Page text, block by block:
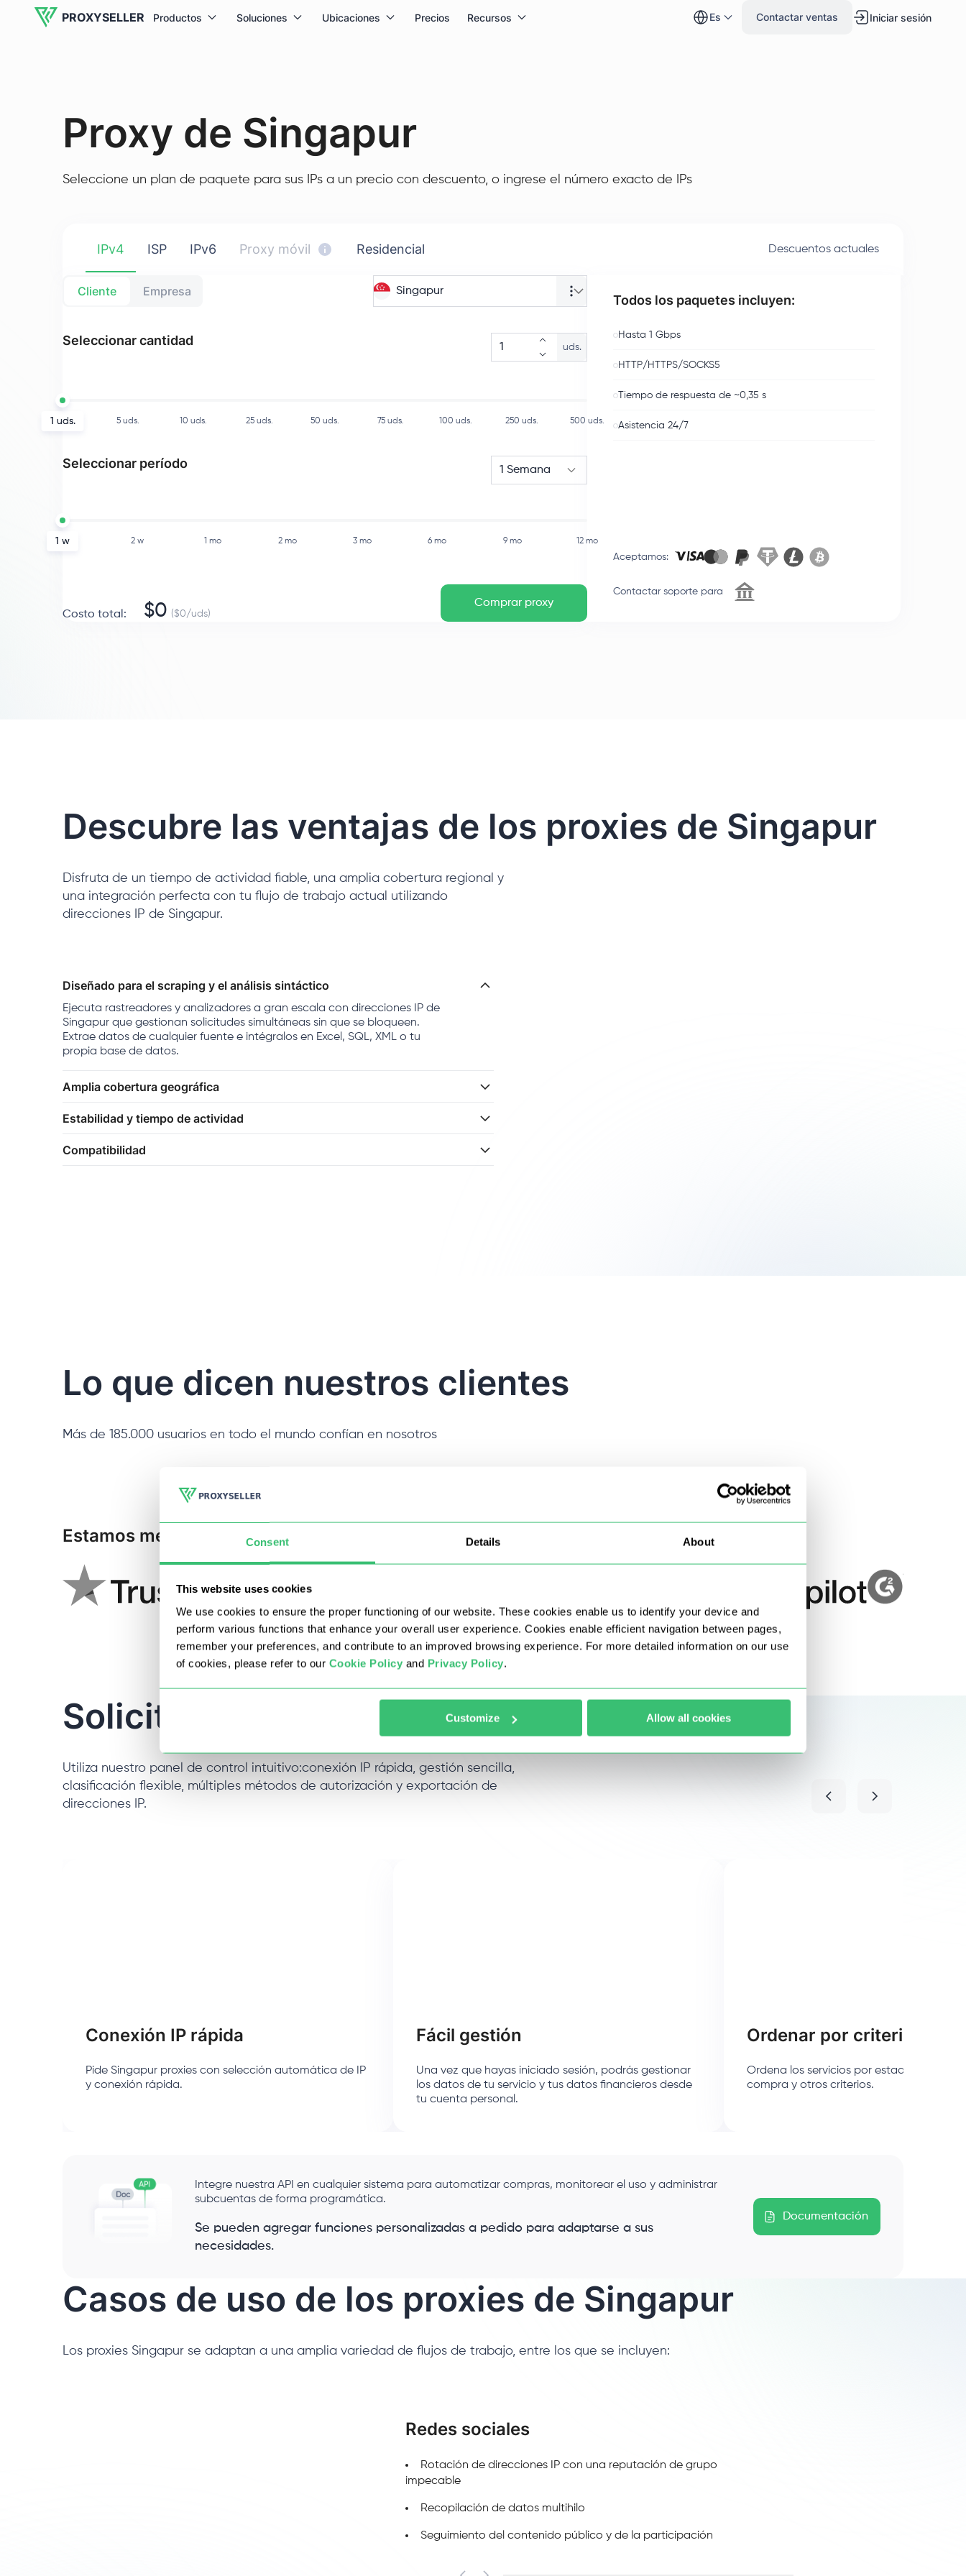
Consent Details About
This website uses cookies
We use cookies to ensure the proper functioning of our website. These cookies enable us to identify your device and
perform various functions that enhance your overall user experience. Cookies enable efficient navigation between pages,
remember your preferences, and contribute to an improved browsing experience. For more detailed information on our use
of cookies, please refer to our Cookie Policy and Privacy Policy.
Customize Allow all cookies
PROXYSELLER Productos Soluciones Ubicaciones Precios Recursos es Contactar ventas Iniciar sesión
Proxy de Singapur
Seleccione un plan de paquete para sus IPs a un precio con descuento, o ingrese el número exacto de IPs
IPv4 ISP IPv6 Proxy móvil Residencial Descuentos actuales
Cliente Empresa Singapur
Seleccionar cantidad uds.
1 uds. 5 uds. 10 uds. 25 uds. 50 uds. 75 uds. 100 uds. 250 uds. 500 uds.
Seleccionar período 1 Semana
1 w 2 w 1 mo 2 mo 3 mo 6 mo 9 mo 12 mo
Costo total : $0 ($0/uds)
Comprar proxy
Todos los paquetes incluyen:
Hasta 1 Gbps
HTTP/HTTPS/SOCKS5
Tiempo de respuesta de ~0,35 s
Asistencia 24/7
Aceptamos:
Contactar soporte para
Descubre las ventajas de los proxies de Singapur
Disfruta de un tiempo de actividad fiable, una amplia cobertura regional y
una integración perfecta con tu flujo de trabajo actual utilizando
direcciones IP de Singapur.
Diseñado para el scraping y el análisis sintáctico
Ejecuta rastreadores y analizadores a gran escala con direcciones IP de
Singapur que gestionan solicitudes simultáneas sin que se bloqueen.
Extrae datos de cualquier fuente e intégralos en Excel, SQL, XML o tu
propia base de datos.
Amplia cobertura geográfica
Estabilidad y tiempo de actividad
Compatibilidad
Lo que dicen nuestros clientes
Más de 185.000 usuarios en todo el mundo confían en nosotros
Estamos mencionados:
Solicitar proxies de Singapur
Utiliza nuestro panel de control intuitivo:conexión IP rápida, gestión sencilla,
clasificación flexible, múltiples métodos de autorización y exportación de
direcciones IP.
Conexión IP rápida
Pide Singapur proxies con selección automática de IP
y conexión rápida.
Fácil gestión
Una vez que hayas iniciado sesión, podrás gestionar
los datos de tu servicio y tus datos financieros desde
tu cuenta personal.
Ordenar por criterios
Ordena los servicios por estado de la IP,
compra y otros criterios.
Integre nuestra API en cualquier sistema para automatizar compras, monitorear el uso y administrar
subcuentas de forma programática.
Se pueden agregar funciones personalizadas a pedido para adaptarse a sus
necesidades.
Documentación
Casos de uso de los proxies de Singapur
Los proxies Singapur se adaptan a una amplia variedad de flujos de trabajo, entre los que se incluyen:
Redes sociales
Rotación de direcciones IP con una reputación de grupo
impecable
Recopilación de datos multihilo
Seguimiento del contenido público y de la participación